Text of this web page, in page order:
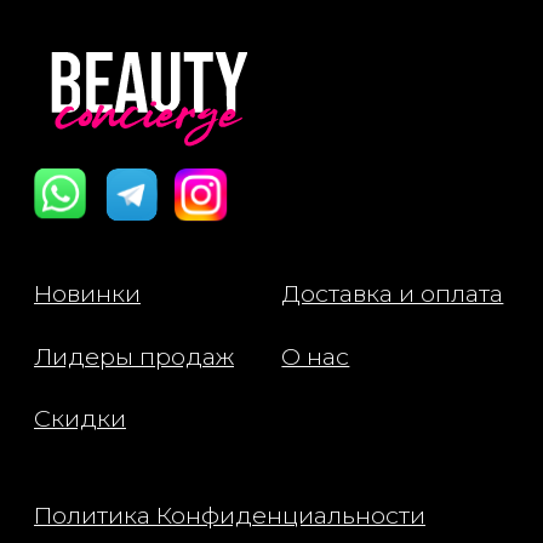
Все права защищены
Политика Конфиденциальности
Публичная Оферта
Пользовательское Соглашение